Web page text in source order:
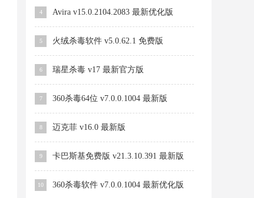
4 Avira v15.0.2104.2083 最新优化版
5 火绒杀毒软件 v5.0.62.1 免费版
6 瑞星杀毒 v17 最新官方版
7 360杀毒64位 v7.0.0.1004 最新版
8 迈克菲 v16.0 最新版
9 卡巴斯基免费版 v21.3.10.391 最新版
10 360杀毒软件 v7.0.0.1004 最新优化版